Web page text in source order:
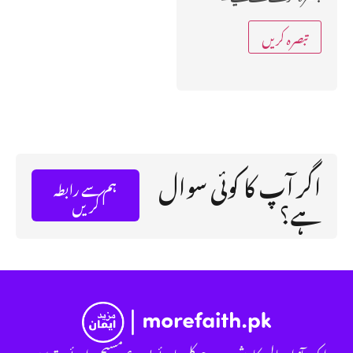
اگر آپ کا کوئی سوال
ہے؟ ہم سے رابطہ
کریں